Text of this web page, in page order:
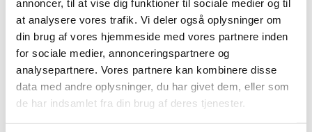
annoncer, til at vise dig funktioner til sociale medier og til
at analysere vores trafik. Vi deler også oplysninger om
din brug af vores hjemmeside med vores partnere inden
for sociale medier, annonceringspartnere og
analysepartnere. Vores partnere kan kombinere disse
data med andre oplysninger, du har givet dem, eller som
de har indsamlet fra din brug af deres tjenester.
opvaskemaskine
Godkendt til
mikroovn
Nej
Social audit SMETA